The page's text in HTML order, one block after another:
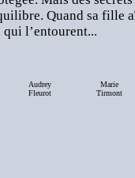
Quand sa fille
l’entourent...
Audrey
Fleurot
Marie
Tirmont